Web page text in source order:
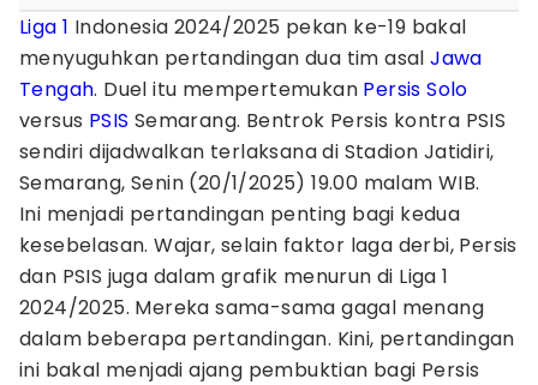
Liga 1 Indonesia 2024/2025 pekan ke-19 bakal
menyuguhkan pertandingan dua tim asalJawa
Tengah. Duel itu mempertemukan Persis Solo
versus PSIS Semarang. Bentrok Persis kontra PSIS
sendiri dijadwalkan terlaksana di Stadion Jatidiri,
Semarang, Senin (20/1/2025) 19.00 malam WIB.
Ini menjadi pertandingan penting bagi kedua
kesebelasan. Wajar, selain faktor laga derbi, Persis
dan PSIS juga dalam grafik menurun di Liga 1
2024/2025. Mereka sama-sama gagal menang
dalam beberapa pertandingan. Kini, pertandingan
ini bakal menjadi ajang pembuktian bagi Persis